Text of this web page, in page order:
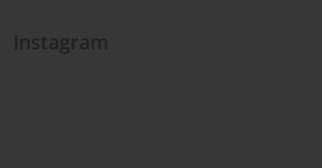
Instagram